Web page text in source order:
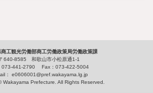
工観光労働部商工労働政策局労働政策課
640-8585 和歌山市小松原通1-1
073-441-2790 Fax：073-422-5004
： e0606001@pref.wakayama.lg.jp
Wakayama Prefecture. All Rights Reserved.